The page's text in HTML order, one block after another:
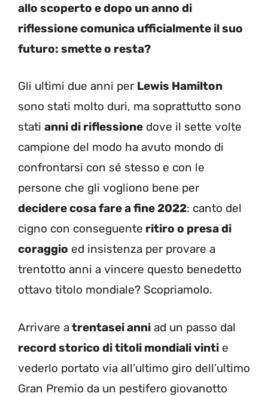
allo scoperto e dopo un anno di
riflessione comunica ufficialmente il suo
futuro: smette o resta?
Gli ultimi due anni per Lewis Hamilton
sono stati molto duri, ma soprattutto sono
stati anni di riflessione dove il sette volte
campione del modo ha avuto mondo di
confrontarsi con sé stesso e con le
persone che gli vogliono bene per
decidere cosa fare a fine 2022: canto del
cigno con conseguente ritiro o presa di
coraggio ed insistenza per provare a
trentotto anni a vincere questo benedetto
ottavo titolo mondiale? Scopriamolo.
Arrivare atrentasei anni ad un passo dal
record storico di titoli mondiali vinti e
vederlo portato via all’ultimo giro dell’ultimo
Gran Premio da un pestifero giovanotto